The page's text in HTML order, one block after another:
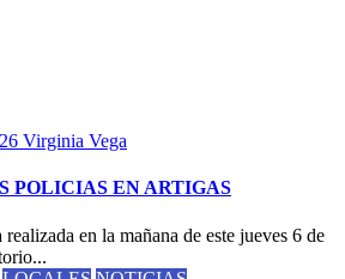
Virginia Vega
POLICIAS EN ARTIGAS
en la mañana de este jueves 6 de